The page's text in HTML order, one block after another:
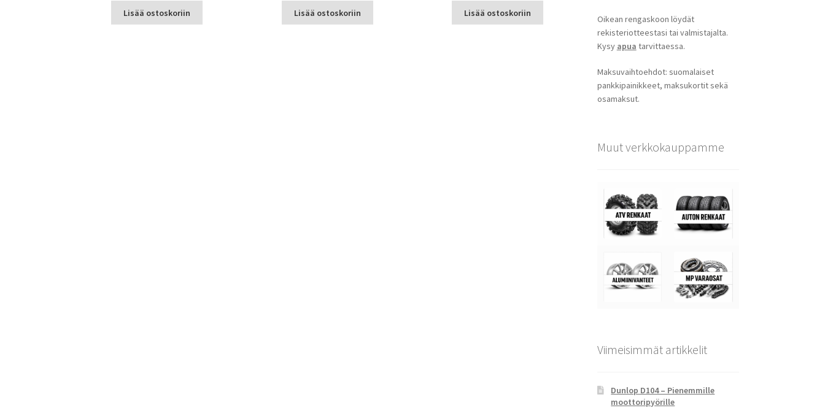
Lisää ostoskoriin Lisää ostoskoriin Lisää ostoskoriin
Oikean rengaskoon löydät
rekisteriotteestasi tai valmistajalta.
Kysy apua tarvittaessa.
Maksuvaihtoehdot: suomalaiset
pankkipainikkeet, maksukortit sekä
osamaksut.
Muut verkkokauppamme
Viimeisimmät artikkelit
Dunlop D104 – Pienemmille
moottoripyörille